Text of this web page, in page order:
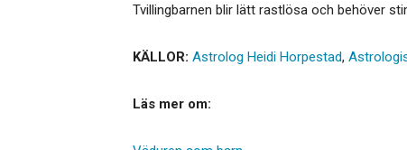
Tvillingbarnen blir lätt rastlösa och behöver
KÄLLOR: Astrolog Heidi Horpestad,
Läs mer om: